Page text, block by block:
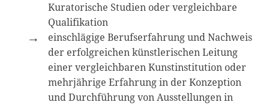
Kuratorische Studien oder vergleichbare
Qualifikation
einschlägige Berufserfahrung und Nachweis
der erfolgreichen künstlerischen Leitung
einer vergleichbaren Kunstinstitution oder
mehrjährige Erfahrung in der Konzeption
und Durchführung von Ausstellungen in